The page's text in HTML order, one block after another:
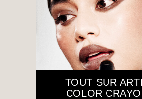
Se connecter ou s’inscrire
Lieu de livraisonFrance (€)
TOUT SUR
COLOR